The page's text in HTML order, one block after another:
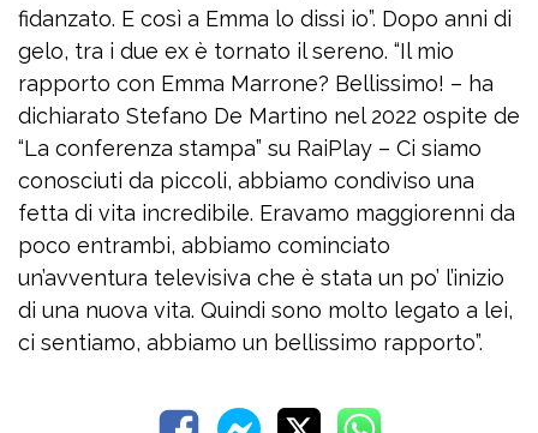
fidanzato. E così a Emma lo dissi io”. Dopo anni di
gelo, tra i due ex è tornato il sereno. “Il mio
rapporto con Emma Marrone? Bellissimo! – ha
dichiarato Stefano De Martino nel 2022 ospite de
“La conferenza stampa” su RaiPlay – Ci siamo
conosciuti da piccoli, abbiamo condiviso una
fetta di vita incredibile. Eravamo maggiorenni da
poco entrambi, abbiamo cominciato
un’avventura televisiva che è stata un po’ l’inizio
di una nuova vita. Quindi sono molto legato a lei,
ci sentiamo, abbiamo un bellissimo rapporto”.